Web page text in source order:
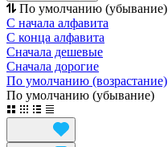
По умолчанию (убывание)
С начала алфавита
С конца алфавита
Сначала дешевые
Сначала дорогие
По умолчанию (возрастание)
По умолчанию (убывание)